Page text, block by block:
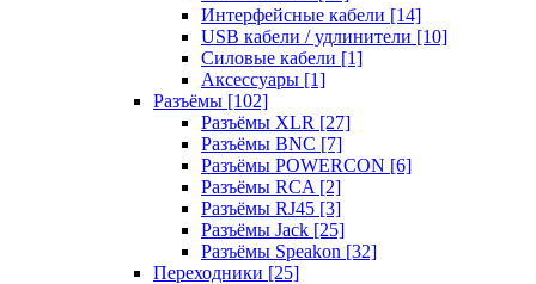
Интерфейсные кабели [14]
USB кабели / удлинители [10]
Силовые кабели [1]
Аксессуары [1]
Разъёмы [102]
Разъёмы XLR [27]
Разъёмы BNC [7]
Разъёмы POWERCON [6]
Разъёмы RCA [2]
Разъёмы RJ45 [3]
Разъёмы Jack [25]
Разъёмы Speakon [32]
Переходники [25]